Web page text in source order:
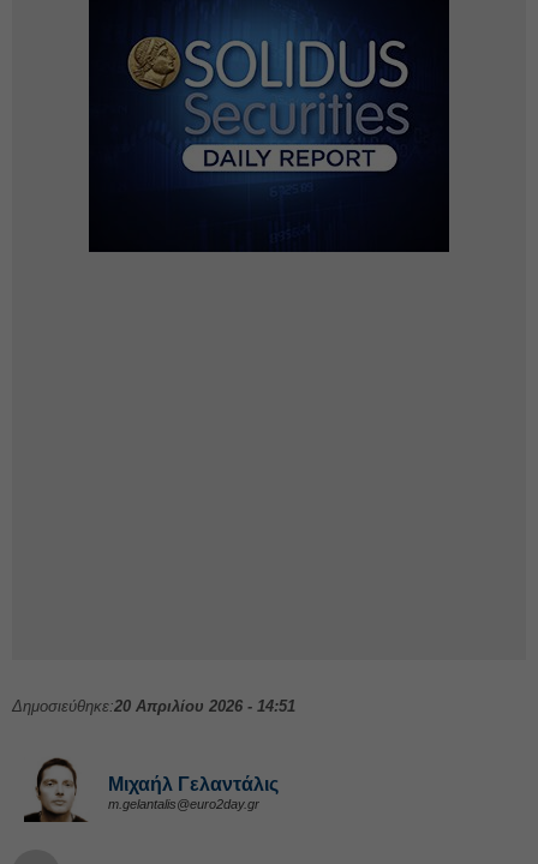
Δημοσιεύθηκε:20 Απριλίου 2026 - 14:51
Μιχαήλ Γελαντάλις
m.gelantalis@euro2day.gr